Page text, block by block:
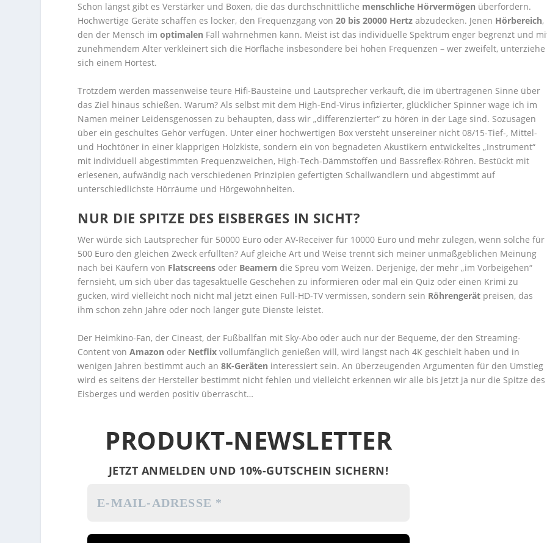
Schon längst gibt es Verstärker und Boxen, die das durchschnittliche menschliche Hörvermögen überfordern.
Hochwertige Geräte schaffen es locker, den Frequenzgang von20 bis 20000 Hertz abzudecken. Jenen Hörbereich,
den der Mensch imoptimalen Fall wahrnehmen kann. Meist ist das individuelle Spektrum enger begrenzt und
zunehmendem Alter verkleinert sich die Hörfläche insbesondere bei hohen Frequenzen – wer zweifelt, unterziehe
sich einem Hörtest.
Trotzdem werden massenweise teure Hifi-Bausteine und Lautsprecher verkauft, die im übertragenen Sinne über
das Ziel hinaus schießen. Warum? Als selbst mit dem High-End-Virus infizierter, glücklicher Spinner wage ich im
Namen meiner Leidensgenossen zu behaupten, dass wir „differenzierter“ zu hören in der Lage sind. Sozusagen
über ein geschultes Gehör verfügen. Unter einer hochwertigen Box versteht unsereiner nicht 08/15-Tief-, Mittel-
und Hochtöner in einer klapprigen Holzkiste, sondern ein von begnadeten Akustikern entwickeltes „Instrument“
mit individuell abgestimmten Frequenzweichen, High-Tech-Dämmstoffen und Bassreflex-Röhren. Bestückt mit
erlesenen, aufwändig nach verschiedenen Prinzipien gefertigten Schallwandlern und abgestimmt auf
unterschiedlichste Hörräume und Hörgewohnheiten.
NUR DIE SPITZE DES EISBERGES IN SICHT?
Wer würde sich Lautsprecher für 50000 Euro oder AV-Receiver für 10000 Euro und mehr zulegen, wenn solche für
500 Euro den gleichen Zweck erfüllten? Auf gleiche Art und Weise trennt sich meiner unmaßgeblichen Meinung
nach bei Käufern von Flatscreens oder Beamern die Spreu vom Weizen. Derjenige, der mehr „im Vorbeigehen“
fernsieht, um sich über das tagesaktuelle Geschehen zu informieren oder mal ein Quiz oder einen Krimi zu
gucken, wird vielleicht noch nicht mal jetzt einen Full-HD-TV vermissen, sondern sein Röhrengerät preisen, das
ihm schon zehn Jahre oder noch länger gute Dienste leistet.
Der Heimkino-Fan, der Cineast, der Fußballfan mit Sky-Abo oder auch nur der Bequeme, der den Streaming-
Content vonAmazon oder Netflix vollumfänglich genießen will, wird längst nach 4K geschielt haben und in
wenigen Jahren bestimmt auch an 8K-Geräten interessiert sein. An überzeugenden Argumenten für den Umstieg
wird es seitens der Hersteller bestimmt nicht fehlen und vielleicht erkennen wir alle bis jetzt ja nur die Spitze des
Eisberges und werden positiv überrascht…
PRODUKT-NEWSLETTER
JETZT ANMELDEN UND 10%-GUTSCHEIN SICHERN!